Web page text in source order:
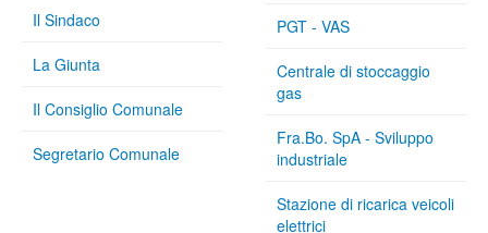
Il Sindaco
La Giunta
Il Consiglio Comunale
Segretario Comunale
PGT - VAS
Centrale di stoccaggio
gas
Fra.Bo. SpA - Sviluppo
industriale
Stazione di ricarica veicoli
elettrici